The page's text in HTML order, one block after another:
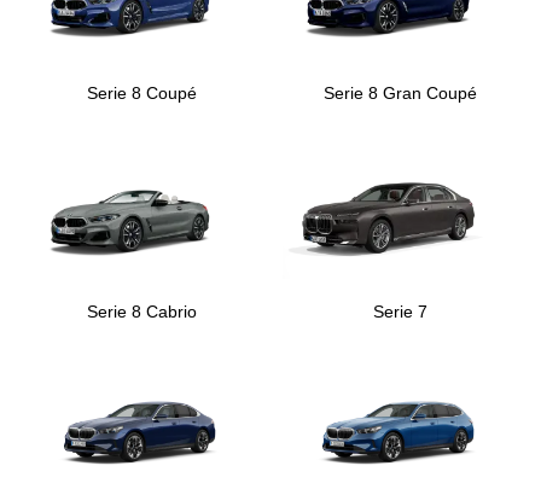
Serie 8 Coupé Serie 8 Gran Coupé
Serie 8 Cabrio Serie 7